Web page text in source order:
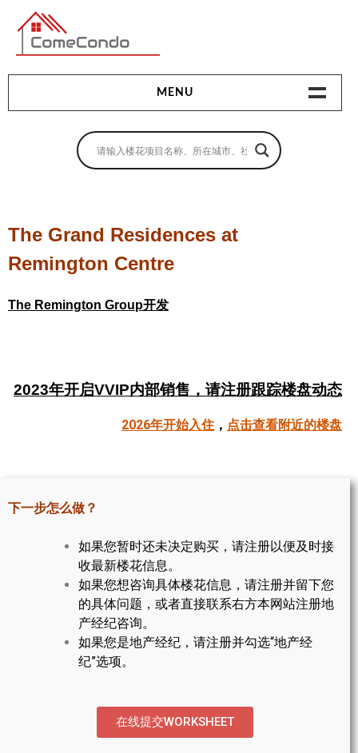
多伦多最新最全的楼花搜索引擎
MENU
地产相关
卖房指南
贷款指南
租房指南
帮您卖房
多伦多地产
楼花转让专区
多伦多市中心楼花项目
怡陶碧谷社区介绍
怡陶碧谷楼花项目
The Grand Residences at
Remington Centre
The Remington Group开发
2023年开启VVIP内部销售，请注册跟踪楼盘动态
2026年开始入住 ， 点击查看附近的楼盘
下一步怎么做？
如果您暂时还未决定购买，请注册以便及时接
收最新楼花信息。
如果您想咨询具体楼花信息，请注册并留下您
的具体问题，或者直接联系右方本网站注册地
产经纪咨询。
如果您是地产经纪，请注册并勾选“地产经
纪”选项。
在线提交WORKSHEET